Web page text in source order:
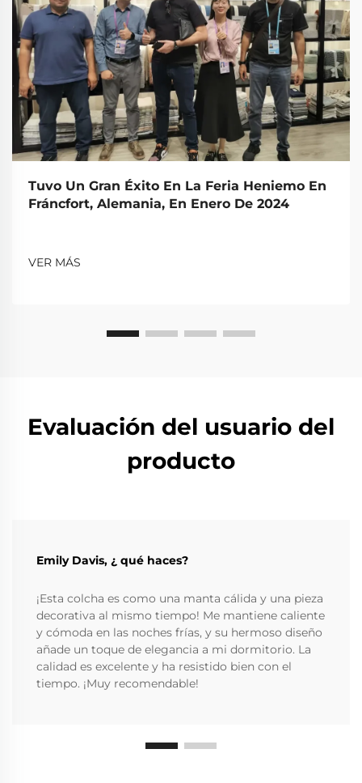
Tuvo Un Gran Éxito En La Feria Heniemo En
Fráncfort, Alemania, En Enero De 2024
VER MÁS
Evaluación del usuario del
producto
Emily Davis, ¿ qué haces?
¡Esta colcha es como una manta cálida y una pieza
decorativa al mismo tiempo! Me mantiene caliente
y cómoda en las noches frías, y su hermoso diseño
añade un toque de elegancia a mi dormitorio. La
calidad es excelente y ha resistido bien con el
tiempo. ¡Muy recomendable!